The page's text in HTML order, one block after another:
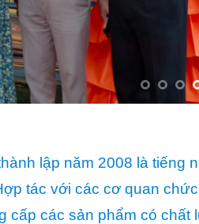
lập năm 2008 là
tác với các cơ quan
cấp các sản phẩm có